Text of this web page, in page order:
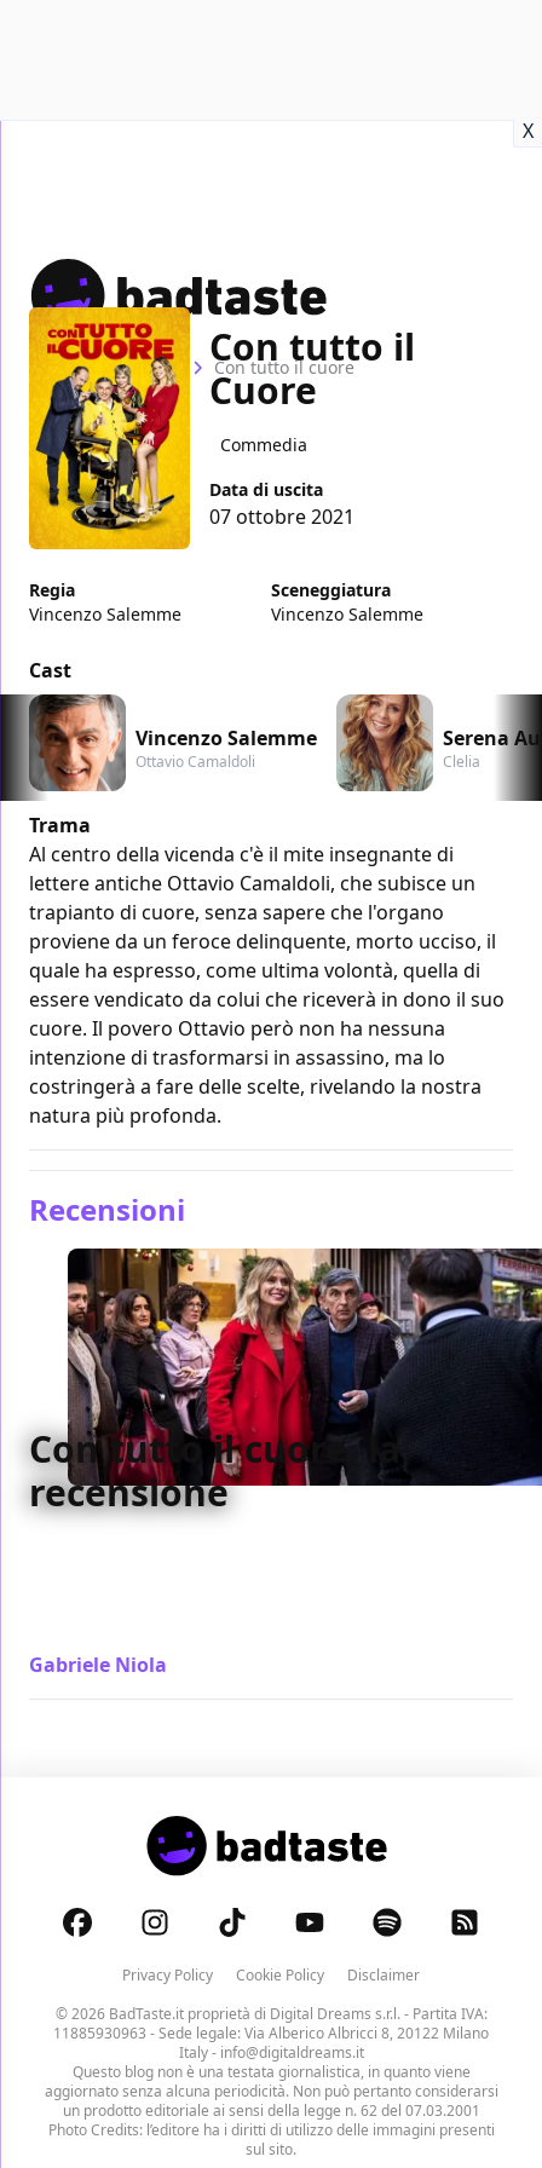
X
Home Film Con tutto il cuore
Con tutto il
Cuore
Commedia
Data di uscita
07 ottobre 2021
Regia
Vincenzo Salemme
Sceneggiatura
Vincenzo Salemme
Cast
Vincenzo Salemme
Ottavio Camaldoli
Serena
Clelia
Trama
Al centro della vicenda c'è il mite insegnante di
lettere antiche Ottavio Camaldoli, che subisce un
trapianto di cuore, senza sapere che l'organo
proviene da un feroce delinquente, morto ucciso, il
quale ha espresso, come ultima volontà, quella di
essere vendicato da colui che riceverà in dono il suo
cuore. Il povero Ottavio però non ha nessuna
intenzione di trasformarsi in assassino, ma lo
costringerà a fare delle scelte, rivelando la nostra
natura più profonda.
Recensioni
Con tutto il cuore, la
recensione
Gabriele Niola
Privacy Policy Cookie Policy
Disclaimer
© 2026 BadTaste.it proprietà di Digital Dreams s.r.l.- Partita IVA:
11885930963 - Sede legale: Via Alberico Albricci 8, 20122 Milano
Italy - info@digitaldreams.it
Questo blog non è una testata giornalistica, in quanto viene
aggiornato senza alcuna periodicità. Non può pertanto considerarsi
un prodotto editoriale ai sensi della legge n. 62 del 07.03.2001
Photo Credits: l’editore ha i diritti di utilizzo delle immagini presenti
sul sito.